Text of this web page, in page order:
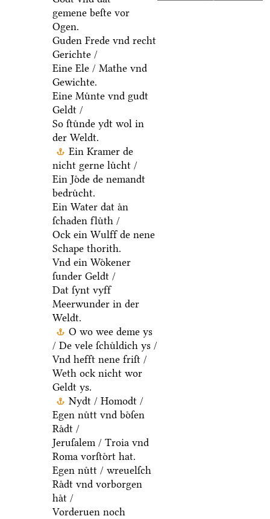
gemene beſte vor
Ogen.
Guden Frede vnd recht
Gerichte /
Eine Ele / Mathe vnd
Gewichte.
Eine Muͤnte vnd gudt
Geldt /
So ſtuͤnde ydt wol in
der Weldt.
Ein Kramer de
nicht gerne luͤcht /
Ein Joͤde de nemandt
bedruͤcht.
Ein Water dat aͤn
ſchaden fluͤth /
Ock ein Wulff de nene
Schape thorith.
Vnd ein Woͤkener
ſunder Geldt /
Dat ſynt vyff
Meerwunder in der
Weldt.
O wo wee deme ys
/ De vele ſchuͤldich ys /
Vnd hefft nene friſt /
Weth ock nicht wor
Geldt ys.
Nydt / Homodt /
Egen nuͤtt vnd boͤſen
Raͤdt /
Jeruſalem / Troia vnd
Roma vorſtoͤrt hat.
Egen nuͤtt / wreuelſch
Raͤdt vnd vorborgen
haͤt /
Vorderuen noch